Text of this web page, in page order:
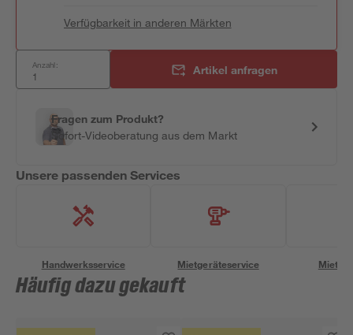
Verfügbarkeit in anderen Märkten
Anzahl: Artikel anfragen
Fragen zum Produkt?
Sofort-Videoberatung aus dem Markt
Unsere passenden Services
Handwerksservice Mietgeräteservice
Häufig dazu gekauft